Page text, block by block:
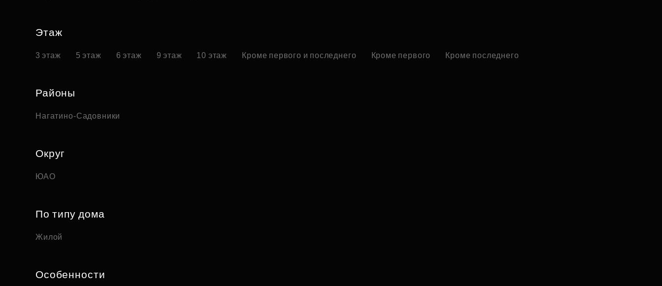
Этаж
3 этаж 5 этаж 6 этаж 9 этаж 10 этаж Кроме первого и последнего Кроме первого Кроме последнего
Районы
Нагатино-Садовники
Округ
ЮАО
По типу дома
Жилой
Особенности